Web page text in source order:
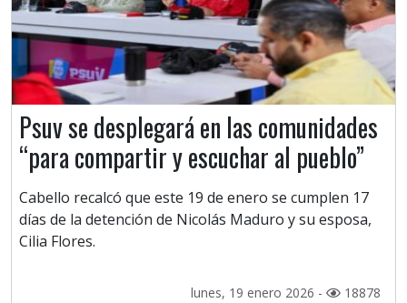
Psuv se desplegará en las comunidades
“para compartir y escuchar al pueblo”
Cabello recalcó que este 19 de enero se cumplen 17
días de la detención de Nicolás Maduro y su esposa,
Cilia Flores.
lunes, 19 enero 2026 - 18878